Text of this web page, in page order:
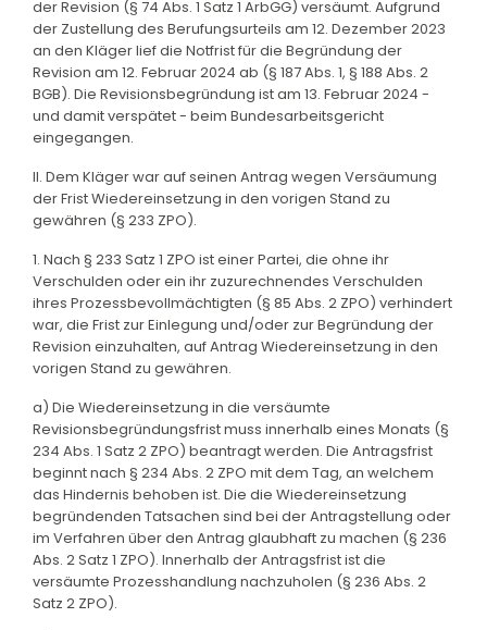
der Revision (§ 74 Abs. 1 Satz 1 ArbGG) versäumt. Aufgrund
der Zustellung des Berufungsurteils am 12. Dezember 2023
an den Kläger lief die Notfrist für die Begründung der
Revision am 12. Februar 2024 ab (§ 187 Abs. 1, § 188 Abs. 2
BGB). Die Revisionsbegründung ist am 13. Februar 2024 -
und damit verspätet - beim Bundesarbeitsgericht
eingegangen.
II. Dem Kläger war auf seinen Antrag wegen Versäumung
der Frist Wiedereinsetzung in den vorigen Stand zu
gewähren (§ 233 ZPO).
1. Nach § 233 Satz 1 ZPO ist einer Partei, die ohne ihr
Verschulden oder ein ihr zuzurechnendes Verschulden
ihres Prozessbevollmächtigten (§ 85 Abs. 2 ZPO) verhindert
war, die Frist zur Einlegung und/oder zur Begründung der
Revision einzuhalten, auf Antrag Wiedereinsetzung in den
vorigen Stand zu gewähren.
a) Die Wiedereinsetzung in die versäumte
Revisionsbegründungsfrist muss innerhalb eines Monats (§
234 Abs. 1 Satz 2 ZPO) beantragt werden. Die Antragsfrist
beginnt nach § 234 Abs. 2 ZPO mit dem Tag, an welchem
das Hindernis behoben ist. Die die Wiedereinsetzung
begründenden Tatsachen sind bei der Antragstellung oder
im Verfahren über den Antrag glaubhaft zu machen (§ 236
Abs. 2 Satz 1 ZPO). Innerhalb der Antragsfrist ist die
versäumte Prozesshandlung nachzuholen (§ 236 Abs. 2
Satz 2 ZPO).